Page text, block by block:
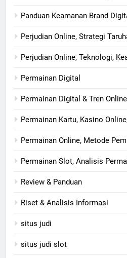
Panduan Keamanan Brand
Perjudian Online, Strategi
Perjudian Online, Teknologi,
Permainan Digital
Permainan Digital & Tren Online
Permainan Kartu, Kasino
Permainan Online, Metode
Permainan Slot, Analisis
Review & Panduan
Riset & Analisis Informasi
situs judi
situs judi slot